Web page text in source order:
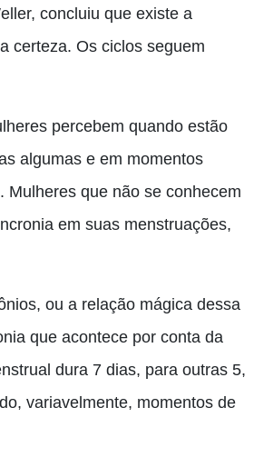
concluiu que existe a
certeza. Os ciclos seguem
percebem quando estão
algumas e em momentos
que não se conhecem
em suas menstruações,
ou a relação mágica dessa
que acontece por conta da
dura 7 dias, para outras 5,
variavelmente, momentos de